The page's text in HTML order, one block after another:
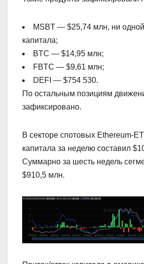
MSBT — $25,74 млн, ни одной
капитала;
BTC — $14,95 млн;
FBTC — $9,61 млн;
DEFI — $754 530.
По остальным позициям
зафиксировано.
В секторе спотовых Ethereum-
капитала за неделю составил
Суммарно за шесть недель
$910,5 млн.